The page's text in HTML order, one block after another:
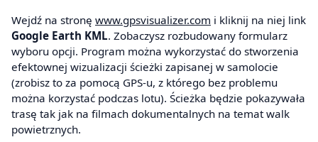
Wejdź na stronę www.gpsvisualizer.com i kliknij na niej link
Google Earth KML. Zobaczysz rozbudowany formularz
wyboru opcji. Program można wykorzystać do stworzenia
efektownej wizualizacji ścieżki zapisanej w samolocie
(zrobisz to za pomocą GPS-u, z którego bez problemu
można korzystać podczas lotu). Ścieżka będzie pokazywała
trasę tak jak na filmach dokumentalnych na temat walk
powietrznych.